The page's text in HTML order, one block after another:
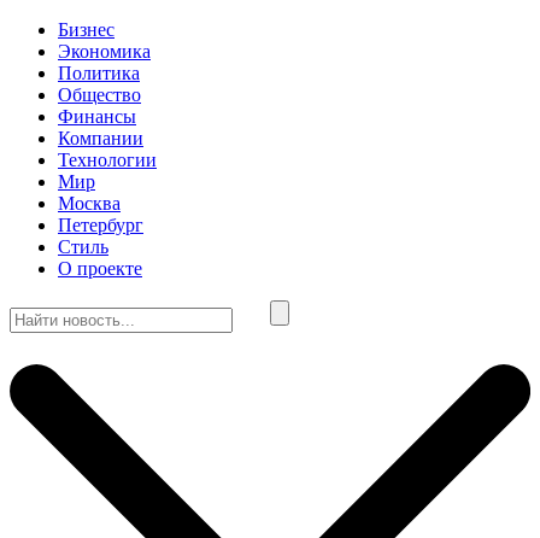
Бизнес
Экономика
Политика
Общество
Финансы
Компании
Технологии
Мир
Москва
Петербург
Стиль
О проекте